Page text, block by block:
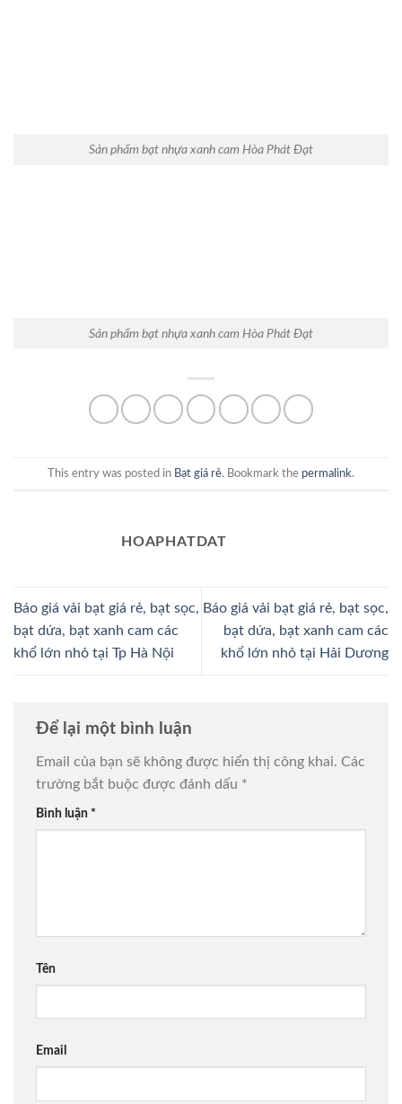
Sản phẩm bạt nhựa xanh cam Hòa Phát Đạt
Sản phẩm bạt nhựa xanh cam Hòa Phát Đạt
This entry was posted in Bạt giá rẻ. Bookmark the permalink.
HOAPHATDAT
Báo giá vải bạt giá rẻ, bạt sọc,
bạt dứa, bạt xanh cam các
khổ lớn nhỏ tại Tp Hà Nội
Báo giá vải bạt giá rẻ, bạt sọc,
bạt dứa, bạt xanh cam các
khổ lớn nhỏ tại Hải Dương
Để lại một bình luận
Email của bạn sẽ không được hiển thị công khai. Các
trường bắt buộc được đánh dấu *
Bình luận *
Tên
Email